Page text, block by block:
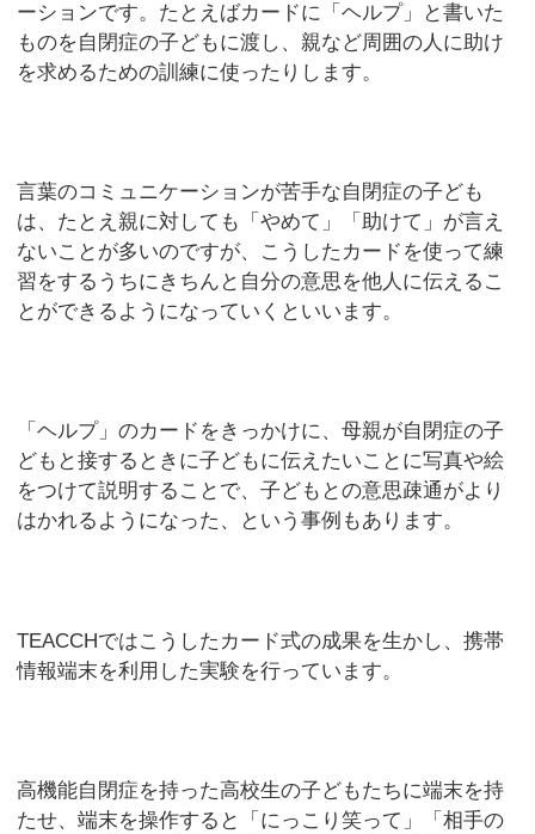
ーションです。たとえばカードに「ヘルプ」と書いた
ものを自閉症の子どもに渡し、親など周囲の人に助け
を求めるための訓練に使ったりします。
言葉のコミュニケーションが苦手な自閉症の子ども
は、たとえ親に対しても「やめて」「助けて」が言え
ないことが多いのですが、こうしたカードを使って練
習をするうちにきちんと自分の意思を他人に伝えるこ
とができるようになっていくといいます。
「ヘルプ」のカードをきっかけに、母親が自閉症の子
どもと接するときに子どもに伝えたいことに写真や絵
をつけて説明することで、子どもとの意思疎通がより
はかれるようになった、という事例もあります。
TEACCHではこうしたカード式の成果を生かし、携帯
情報端末を利用した実験を行っています。
高機能自閉症を持った高校生の子どもたちに端末を持
たせ、端末を操作すると「にっこり笑って」「相手の